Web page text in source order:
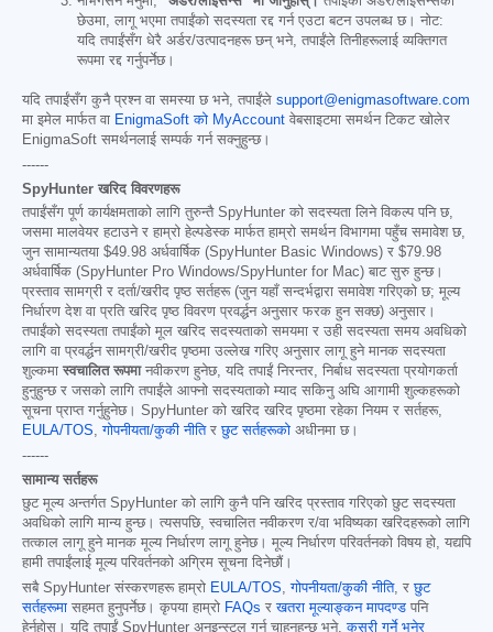
छेउमा, लागू भएमा तपाईंको सदस्यता रद्द गर्न एउटा बटन उपलब्ध छ। नोट:
यदि तपाईंसँग धेरै अर्डर/उत्पादनहरू छन् भने, तपाईंले तिनीहरूलाई व्यक्तिगत
रूपमा रद्द गर्नुपर्नेछ।
यदि तपाईंसँग कुनै प्रश्न वा समस्या छ भने, तपाईंले support@enigmasoftware.com
मा इमेल मार्फत वा EnigmaSoft को MyAccount वेबसाइटमा समर्थन टिकट खोलेर
EnigmaSoft समर्थनलाई सम्पर्क गर्न सक्नुहुन्छ।
------
SpyHunter खरिद विवरणहरू
तपाईंसँग पूर्ण कार्यक्षमताको लागि तुरुन्तै SpyHunter को सदस्यता लिने विकल्प पनि छ,
जसमा मालवेयर हटाउने र हाम्रो हेल्पडेस्क मार्फत हाम्रो समर्थन विभागमा पहुँच समावेश छ,
जुन सामान्यतया $49.98 अर्धवार्षिक (SpyHunter Basic Windows) र $79.98
अर्धवार्षिक (SpyHunter Pro Windows/SpyHunter for Mac) बाट सुरु हुन्छ।
प्रस्ताव सामग्री र दर्ता/खरीद पृष्ठ सर्तहरू (जुन यहाँ सन्दर्भद्वारा समावेश गरिएको छ; मूल्य
निर्धारण देश वा प्रति खरिद पृष्ठ विवरण प्रवर्द्धन अनुसार फरक हुन सक्छ) अनुसार।
तपाईंको सदस्यता तपाईंको मूल खरिद सदस्यताको समयमा र उही सदस्यता समय अवधिको
लागि वा प्रवर्द्धन सामग्री/खरीद पृष्ठमा उल्लेख गरिए अनुसार लागू हुने मानक सदस्यता
शुल्कमा स्वचालित रूपमानवीकरण हुनेछ, यदि तपाईं निरन्तर, निर्बाध सदस्यता प्रयोगकर्ता
हुनुहुन्छ र जसको लागि तपाईंले आफ्नो सदस्यताको म्याद सकिनु अघि आगामी शुल्कहरूको
सूचना प्राप्त गर्नुहुनेछ। SpyHunter को खरिद खरिद पृष्ठमा रहेका नियम र सर्तहरू,
EULA/TOS ,गोपनीयता/कुकी नीतिरछुट सर्तहरूको अधीनमा छ।
------
सामान्य सर्तहरू
छुट मूल्य अन्तर्गत SpyHunter को लागि कुनै पनि खरिद प्रस्ताव गरिएको छुट सदस्यता
अवधिको लागि मान्य हुन्छ। त्यसपछि, स्वचालित नवीकरण र/वा भविष्यका खरिदहरूको लागि
तत्काल लागू हुने मानक मूल्य निर्धारण लागू हुनेछ। मूल्य निर्धारण परिवर्तनको विषय हो, यद्यपि
हामी तपाईंलाई मूल्य परिवर्तनको अग्रिम सूचना दिनेछौं।
सबै SpyHunter संस्करणहरू हाम्रो EULA/TOS ,गोपनीयता/कुकी नीति, रछुट
सर्तहरूमा सहमत हुनुपर्नेछ। कृपया हाम्रो FAQs रखतरा मूल्याङ्कन मापदण्ड पनि
हेर्नुहोस्। यदि तपाईं SpyHunter अनइन्स्टल गर्न चाहनुहुन्छ भने,कसरी गर्ने भनेर